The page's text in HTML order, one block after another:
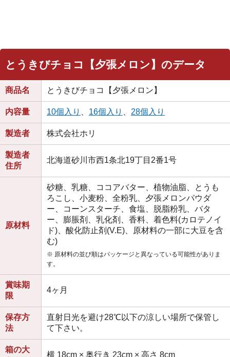
とうきびチョコ【夕張メロン】のデータ
商品名 とうきびチョコ【夕張メロン】
内容量 10個入り 16個入り 28個入り
製造者 株式会社ホリ
製造者
住所
北海道砂川市西1条北19丁目2番1号
原材料
砂糖、乳糖、ココアバター、植物油脂、とうも
ろこし、小麦粉、全粉乳、夕張メロンパウダ
ー、コーンスターチ、食塩、脱脂粉乳、バタ
ー、膨脹剤、乳化剤、香料、着色料(カロテノイ
ド)、酸化防止剤(V.E)、原材料の一部に大豆を含
む)
※ 原材料の並び順はパッケージと異なっている可能性がありま
す。
賞味期
限
4ヶ月
保存方
法
直射日光を避け28℃以下の涼しい場所で保管し
て下さい。
箱の大
横 18cm × 奥行き 23cm × 高さ 8cm